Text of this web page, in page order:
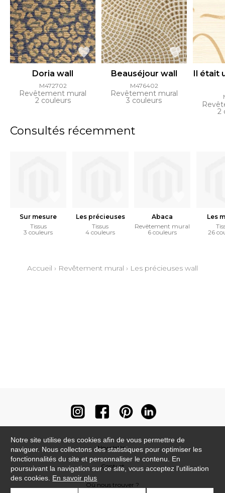
Doria wall
M472702
Revêtement mural
2 couleurs
Beauséjour wall
M476402
Revêtement mural
3 couleurs
Il était
2
Consultés récemment
Sur mesure
Tissus
3 couleurs
Les précieuses
Tissus
4 couleurs
Abaca
Revêtement mural
6 couleurs
Les
26
Accueil › Revêtement mural › Les précieuses wall
Newsletter
Contact
Où nous trouver ?
Notre site utilise des cookies afin de vous permettre de
naviguer. Nous collectons des statistiques pour optimiser les
fonctionnalités du site et personnaliser le contenu. En
poursuivant la navigation sur ce site, vous acceptez l'utilisation
des cookies. En savoir plus